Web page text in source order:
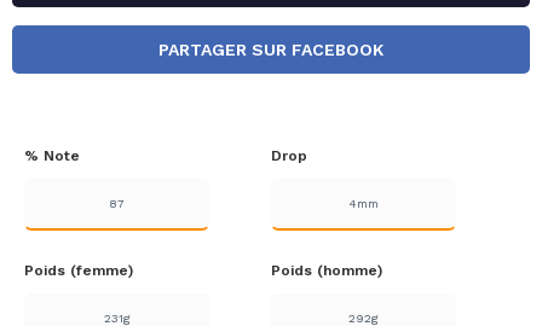
PARTAGER SUR FACEBOOK
Drop
4mm
% Note
87
Poids (homme)
292g
Poids (femme)
231g